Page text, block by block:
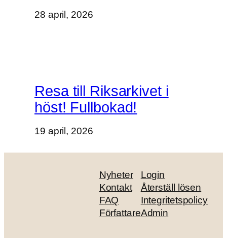
28 april, 2026
Resa till Riksarkivet i
höst! Fullbokad!
19 april, 2026
Nyheter
Kontakt
FAQ
Författare
Login
Återställ lösen
Integritetspolicy
Admin